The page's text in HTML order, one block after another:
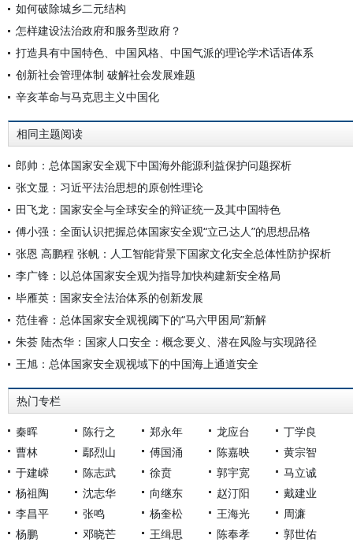
如何破除城乡二元结构
怎样建设法治政府和服务型政府？
打造具有中国特色、中国风格、中国气派的理论学术话语体系
创新社会管理体制 破解社会发展难题
辛亥革命与马克思主义中国化
相同主题阅读
郎帅：总体国家安全观下中国海外能源利益保护问题探析
张文显：习近平法治思想的原创性理论
田飞龙：国家安全与全球安全的辩证统一及其中国特色
傅小强：全面认识把握总体国家安全观“立己达人”的思想品格
张恩 高鹏程 张帆：人工智能背景下国家文化安全总体性防护探析
李广锋：以总体国家安全观为指导加快构建新安全格局
毕雁英：国家安全法治体系的创新发展
范佳睿：总体国家安全观视阈下的“马六甲困局”新解
朱荟 陆杰华：国家人口安全：概念要义、潜在风险与实现路径
王旭：总体国家安全观视域下的中国海上通道安全
热门专栏
秦晖 陈行之 郑永年 龙应台
丁学良
曹林
鄢烈山 傅国涌 陈嘉映
黄宗智
于建嵘
陈志武 徐贲 郭宇宽
马立诚
杨祖陶
沈志华 向继东 赵汀阳
戴建业
李昌平
张鸣 杨奎松 王海光
周濂
杨鹏
邓晓芒 王缉思 陈奉孝 郭世佑